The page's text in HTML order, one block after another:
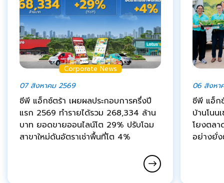
Corporate News
07 สิงหาคม 2569
ซีพี แอ็กซ์ตร้า เผยผลประกอบการครึ่งปี
แรก 2569 ทำรายได้รวม 268,334 ล้าน
บาท ยอดขายออนไลน์โต 29% ปรับโฉม
สาขาใหม่ดันอัตราเช่าพื้นที่โต 4%
06 สิงหา
ซีพี แอ็ก
บ้านโนน
โยงตลา
อย่างยั่